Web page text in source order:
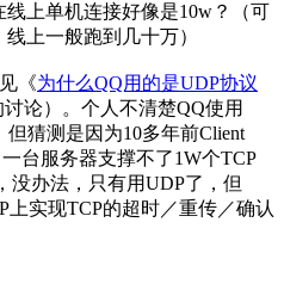
上单机连接好像是10w？（可
上一般跑到几十万）
《为什么QQ用的是UDP协议
论）。个人不清楚QQ使用
猜测是因为10多年前Client
台服务器支撑不了1W个TCP
没办法，只有用UDP了，但
实现TCP的超时／重传／确认